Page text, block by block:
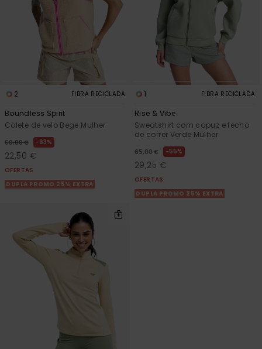
2 FIBRA RECICLADA
Boundless Spirit
Colete de velo Bege Mulher
60,00 € 63%
22,50 €
OFERTAS
DUPLA PROMO 25% EXTRA
1 FIBRA RECICLADA
Rise & Vibe
Sweatshirt com capuz e fecho
de correr Verde Mulher
65,00 € 55%
29,25 €
OFERTAS
DUPLA PROMO 25% EXTRA